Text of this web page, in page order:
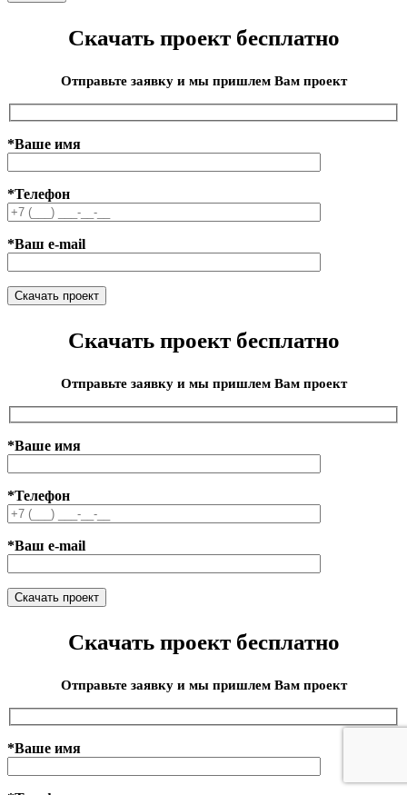
Скачать проект бесплатно
Отправьте заявку и мы пришлем Вам проект
*Ваше имя
*Телефон
*Ваш e-mail
Скачать проект бесплатно
Отправьте заявку и мы пришлем Вам проект
*Ваше имя
*Телефон
*Ваш e-mail
Скачать проект бесплатно
Отправьте заявку и мы пришлем Вам проект
*Ваше имя